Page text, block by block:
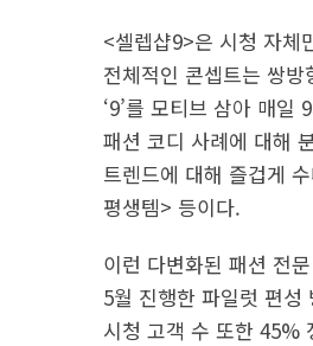
<셀렙샵9>은 시청 자체
전체적인 콘셉트는 쌍
‘9’를 모티브 삼아 매
패션 코디 사례에 대해
트렌드에 대해 즐겁게
평생템> 등이다.
이런 다변화된 패션 전
5월 진행한 파일럿 편
시청 고객 수 또한 45%